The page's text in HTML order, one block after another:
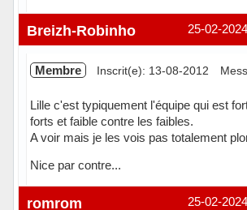
Hors ligne 25-02-
Breizh-Robinho
Membre Inscrit(e): 13-08-2012
Lille c'est typiquement l'équipe qui est
forts et faible contre les faibles.
A voir mais je les vois pas totalement
Nice par contre...
Hors ligne 25-02-
romrom